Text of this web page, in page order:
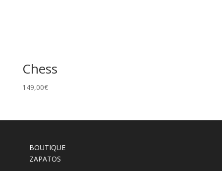
Chess
149,00€
BOUTIQUE
ZAPATOS